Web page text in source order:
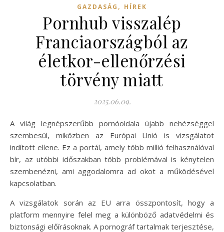
GAZDASÁG , HÍREK
Pornhub visszalép
Franciaországból az
életkor-ellenőrzési
törvény miatt
2025.06.09.
A világ legnépszerűbb pornóoldala újabb nehézséggel
szembesül, miközben az Európai Unió is vizsgálatot
indított ellene. Ez a portál, amely több millió felhasználóval
bír, az utóbbi időszakban több problémával is kénytelen
szembenézni, ami aggodalomra ad okot a működésével
kapcsolatban.
A vizsgálatok során az EU arra összpontosít, hogy a
platform mennyire felel meg a különböző adatvédelmi és
biztonsági előírásoknak. A pornográf tartalmak terjesztése,